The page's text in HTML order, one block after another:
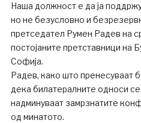
Наша должност е да ја
но не безусловно и
претседател Румен Радев на
постојаните претставници на
Софија.
Радев, како што пренесуваат
дека билатералните односи
надминуваат замрзнатите
од минатото.